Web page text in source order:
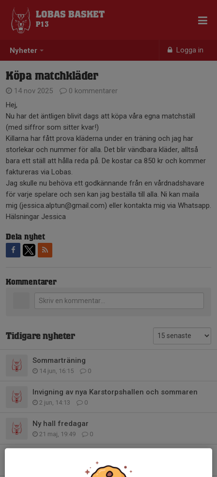
Nyheter Logga in
LOBAS BASKET
P13
Köpa matchkläder
14 nov 2025
0 kommentarer
Hej,
Nu har det äntligen blivit dags att köpa våra egna matchställ
(med siffror som sitter kvar!)
Killarna har fått prova kläderna under en träning och jag har
storlekar och nummer för alla. Det blir vändbara kläder, alltså
bara ett ställ att hålla reda på. De kostar ca 850 kr och kommer
faktureras via Lobas.
Jag skulle nu behöva ett godkännande från en vårdnadshavare
för varje spelare och sen kan jag beställa till alla. Ni kan maila
mig (jessica.alptun@gmail.com) eller kontakta mig via Whatsapp.
Hälsningar Jessica
Dela nyhet
Kommentarer
Tidigare nyheter
Sommarträning
14 jun, 16:15 0
Invigning av nya Karstorpshallen och sommaren
2 jun, 14:13 0
Ny hall fredagar
21 maj, 19:49 0
0